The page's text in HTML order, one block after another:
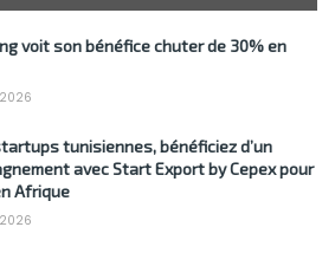
voit son bénéfice chuter de 30% en
2026
tunisiennes, bénéficiez d’un
avec Start Export by Cepex pour
Afrique
2026